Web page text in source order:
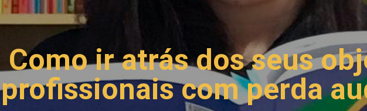
Como ir atrás dos seus
profissionais com perda